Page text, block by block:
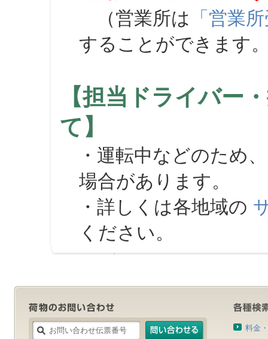
（営業所は 「営業
することができます
【担当ドライバー
て】
・運転中などのため
場合があります。
・詳しくは各地域の
ください。
料金